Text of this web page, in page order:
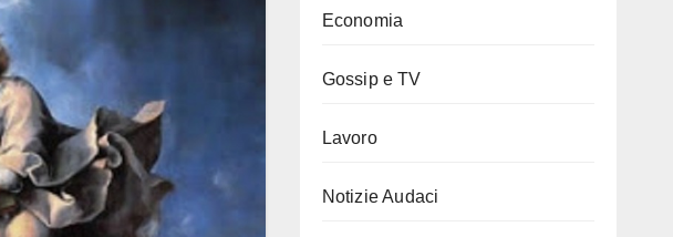
Economia
Gossip e TV
Lavoro
Notizie Audaci